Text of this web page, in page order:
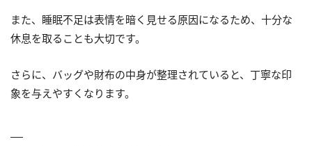
また、睡眠不足は表情を暗く見せる原因になるため、十分な
休息を取ることも大切です。
さらに、バッグや財布の中身が整理されていると、丁寧な印
象を与えやすくなります。